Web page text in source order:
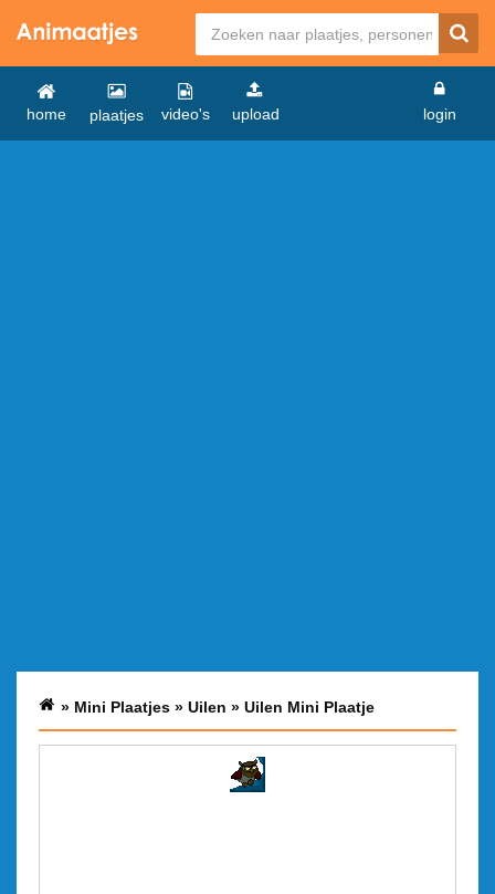
home plaatjes video's upload login
» Mini Plaatjes » Uilen » Uilen Mini Plaatje